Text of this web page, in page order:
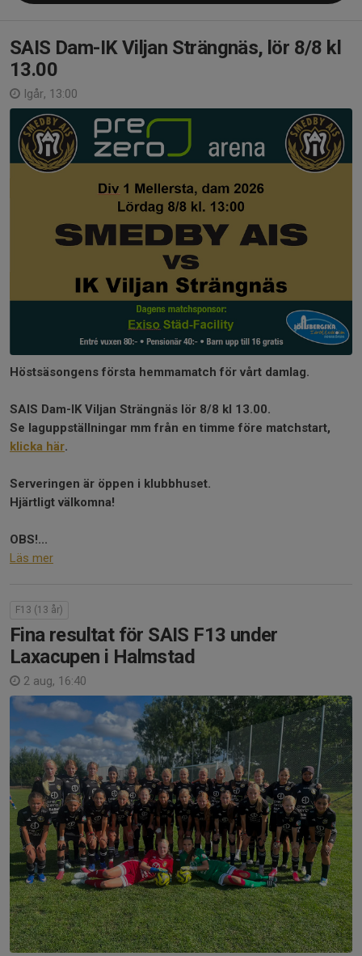
SAIS Dam-IK Viljan Strängnäs, lör 8/8 kl
13.00
Igår, 13:00
Höstsäsongens första hemmamatch för vårt damlag.
SAIS Dam-IK Viljan Strängnäs lör 8/8 kl 13.00.
Se laguppställningar mm från en timme före matchstart,
klicka här.
Serveringen är öppen i klubbhuset.
Hjärtligt välkomna!
OBS!...
Läs mer
F13 (13 år)
Fina resultat för SAIS F13 under
Laxacupen i Halmstad
2 aug, 16:40